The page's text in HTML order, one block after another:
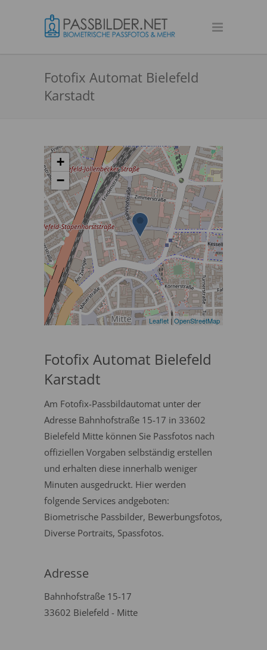
Fotofix Automat Bielefeld
Karstadt
+
−
Leaflet | OpenStreetMap
Fotofix Automat Bielefeld
Karstadt
Am Fotofix-Passbildautomat unter der
Adresse Bahnhofstraße 15-17 in 33602
Bielefeld Mitte können Sie Passfotos nach
offiziellen Vorgaben selbständig erstellen
und erhalten diese innerhalb weniger
Minuten ausgedruckt. Hier werden
folgende Services andgeboten:
Biometrische Passbilder, Bewerbungsfotos,
Diverse Portraits, Spassfotos.
Adresse
Bahnhofstraße 15-17
33602 Bielefeld - Mitte